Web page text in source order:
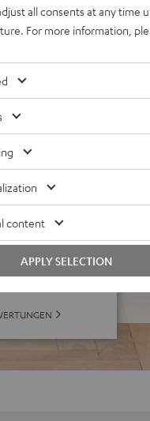
chirurgisch präzisem
FSC®-
edler Schleiflack
/ Raumfeld Serie
all consents at any
For more information,
content
APPLY SELECTION